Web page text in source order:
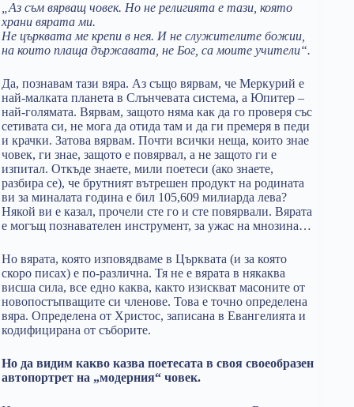
„Аз съм вярващ човек. Но не религията е тази, която
храни вярата ми.
Не църквата ме крепи в нея. И не служителите божии,
на които плаща държавата, не Бог, са моите учители“.
Да, познавам тази вяра. Аз също вярвам, че Меркурий е
най-малката планета в Слънчевата система, а Юпитер –
най-голямата. Вярвам, защото няма как да го проверя със
сетивата си, не мога да отида там и да ги премеря в педи
и крачки. Затова вярвам. Почти всички неща, които знае
човек, ги знае, защото е повярвал, а не защото ги е
изпитал. Откъде знаете, мили поетеси (ако знаете,
разбира се), че брутният вътрешен продукт на родината
ви за миналата година е бил 105,609 милиарда лева?
Някой ви е казал, прочели сте го и сте повярвали. Вярата
е могъщ познавателен инструмент, за ужас на мнозина…
Но вярата, която изповядваме в Църквата (и за която
скоро писах) е по-различна. Тя не е вярата в някаква
висша сила, все едно каква, както изискват масоните от
новопостъпващите си членове. Това е точно определена
вяра. Определена от Христос, записана в Евангелията и
кодифицирана от съборите.
Но да видим какво казва поетесата в своя своеобразен
автопортрет на „модерния“ човек.